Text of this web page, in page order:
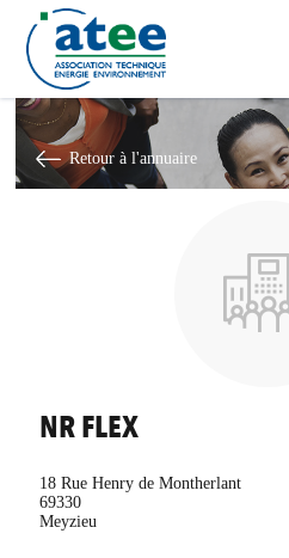
Aller
contenu
principal
Retour à l'annuaire
NR FLEX
18 Rue Henry de Montherlant
69330
Meyzieu
Panneau de gestion des cookies